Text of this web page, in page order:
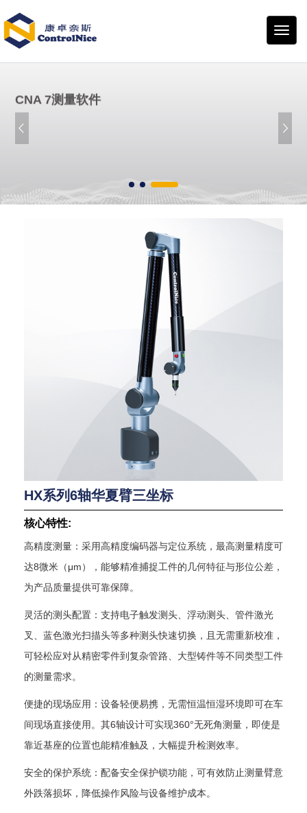
康卓
奈斯
CNA 7测量软件
硬件与工业应用的桥梁。
HX系列6轴华夏臂三坐标
核心特性:
高精度测量：采用高精度编码器与定位系统，最高测量精度可
达8微米（μm），能够精准捕捉工件的几何特征与形位公差，
为产品质量提供可靠保障。
灵活的测头配置：支持电子触发测头、浮动测头、管件激光
叉、蓝色激光扫描头等多种测头快速切换，且无需重新校准，
可轻松应对从精密零件到复杂管路、大型铸件等不同类型工件
的测量需求。
便捷的现场应用：设备轻便易携，无需恒温恒湿环境即可在车
间现场直接使用。其6轴设计可实现360°无死角测量，即使是
靠近基座的位置也能精准触及，大幅提升检测效率。
安全的保护系统：配备安全保护锁功能，可有效防止测量臂意
外跌落损坏，降低操作风险与设备维护成本。